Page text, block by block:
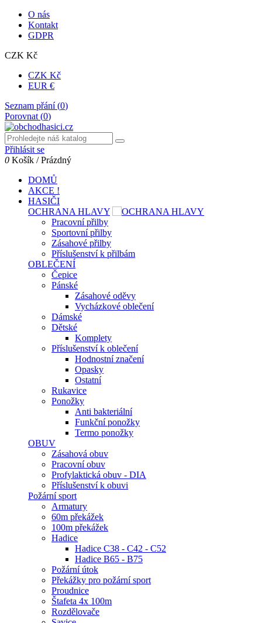
O nás
Kontakt
GDPR
CZK Kč
CZK Kč
EUR €
Seznam přání (0)
Porovnat (0)
Přihlásit se
0 Košík /Prázdný
DOMŮ
AKCE !
HASIČI
OCHRANA HLAVY
Pracovní přilby
Sportovní přilby
Zásahové přilby
Příslušenství k přilbám
OBLEČENÍ
Čepice
Pánské
Zásahové oděvy
Vycházkové oblečení
Dámské
Dětské
Komplety
Příslušenství k oblečení
Hodnostní značení
Opasky
Ostatní
Rukavice
Ponožky
Anti bakteriální
Funkční ponožky
Termo ponožky
OBUV
Zásahová obuv
Pracovní obuv
Profylaktická obuv - DIA
Příslušenství k obuvi
Požární sport
Armatury
60m překážek
100m překážek
Hadice
Hadice C38 - C42 - C52
Hadice B65 - B75
Požární útok
Překážky pro požární sport
Proudnice
Štafeta 4x 100m
Rozdělovače